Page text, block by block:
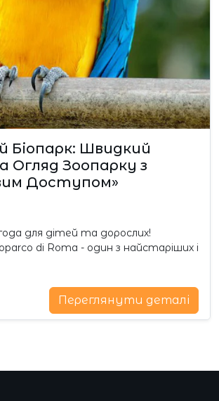
Біопарк: Швидкий
Огляд Зоопарку з
Доступом»
для дітей та дорослих!
di Roma - один з найстаріших і
Переглянути деталі